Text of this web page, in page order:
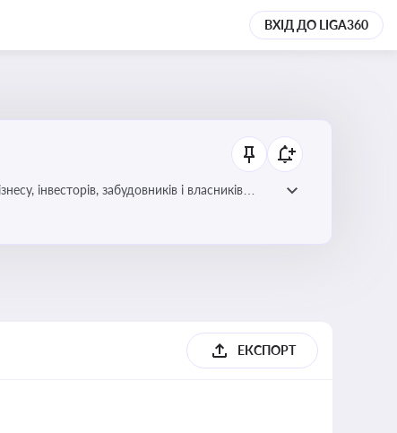
ВХІД ДО LIGA360
інвесторів, забудовників і власників
ЕКСПОРТ